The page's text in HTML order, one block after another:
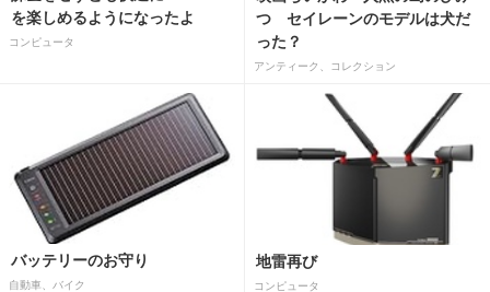
を楽しめるようになったよ
コンピュータ
つ セイレーンのモデルは犬だ
った？
アンティーク、コレクション
バッテリーのお守り
自動車、バイク
地雷再び
コンピュータ